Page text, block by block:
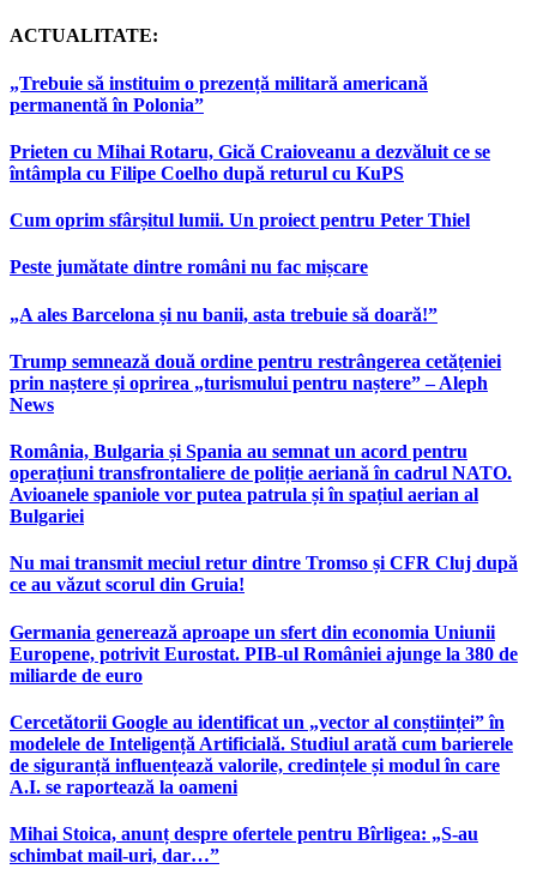
ACTUALITATE:
„Trebuie să instituim o prezență militară americană
permanentă în Polonia”
Prieten cu Mihai Rotaru, Gică Craioveanu a dezvăluit ce se
întâmpla cu Filipe Coelho după returul cu KuPS
Cum oprim sfârșitul lumii. Un proiect pentru Peter Thiel
Peste jumătate dintre români nu fac mișcare
„A ales Barcelona și nu banii, asta trebuie să doară!”
Trump semnează două ordine pentru restrângerea cetățeniei
prin naștere și oprirea „turismului pentru naștere” – Aleph
News
România, Bulgaria și Spania au semnat un acord pentru
operațiuni transfrontaliere de poliție aeriană în cadrul NATO.
Avioanele spaniole vor putea patrula și în spațiul aerian al
Bulgariei
Nu mai transmit meciul retur dintre Tromso și CFR Cluj după
ce au văzut scorul din Gruia!
Germania generează aproape un sfert din economia Uniunii
Europene, potrivit Eurostat. PIB-ul României ajunge la 380 de
miliarde de euro
Cercetătorii Google au identificat un „vector al conștiinței” în
modelele de Inteligență Artificială. Studiul arată cum barierele
de siguranță influențează valorile, credințele și modul în care
A.I. se raportează la oameni
Mihai Stoica, anunț despre ofertele pentru Bîrligea: „S-au
schimbat mail-uri, dar…”